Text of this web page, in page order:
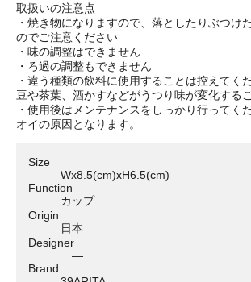
取扱いの注意点
・焼き物になりますので、落としたりぶつけ
のでご注意ください
・味の調整はできません
・ろ過の調整もできません
・違う種類の飲料に使用することは控えてくだ
豆や茶葉、酒かすなどがうつり味が変化する
・使用後はメンテナンスをしっかり行ってく
オイの原因となります。
Size
Wx8.5(cm)xH6.5(cm)
Function
カップ
Origin
日本
Designer
―
Brand